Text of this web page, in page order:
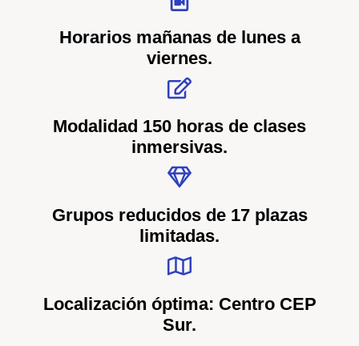
Horarios mañanas de lunes a
viernes.
Modalidad 150 horas de clases
inmersivas.
Grupos reducidos de 17 plazas
limitadas.
Localización óptima: Centro CEP
Sur.